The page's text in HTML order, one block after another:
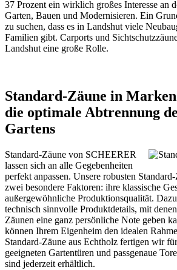
37 Prozent ein wirklich großes Interesse an
Garten, Bauen und Modernisieren. Ein
zu suchen, dass es in Landshut viele
Familien gibt. Carports und
Landshut eine große Rolle.
Standard-Zäune in
die optimale Abtrennung
Gartens
Standard-Zäune von SCHEERER
lassen sich an alle Gegebenheiten
perfekt anpassen. Unsere robusten
zwei besondere Faktoren: ihre klassische
außergewöhnliche Produktionsqualität.
technisch sinnvolle Produktdetails, mit
Zäunen eine ganz persönliche Note geben
können Ihrem Eigenheim den idealen
Standard-Zäune aus Echtholz fertigen wir
geeigneten Gartentüren und passgenaue Tore
sind jederzeit erhältlich.